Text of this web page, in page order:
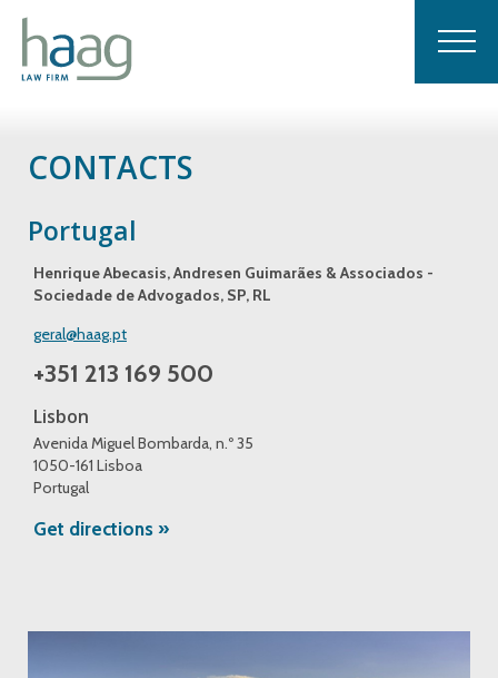
CONTACTS
Portugal
Henrique Abecasis, Andresen Guimarães & Associados -
Sociedade de Advogados, SP, RL
geral@haag.pt
+351 213 169 500
Lisbon
Avenida Miguel Bombarda, n.º 35
1050-161 Lisboa
Portugal
Get directions »